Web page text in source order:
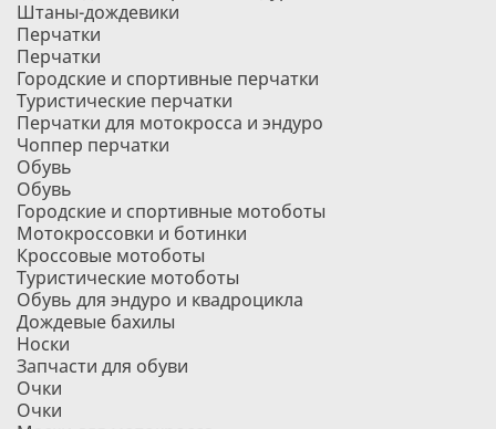
Штаны-дождевики
Перчатки
Перчатки
Городские и спортивные перчатки
Туристические перчатки
Перчатки для мотокросса и эндуро
Чоппер перчатки
Обувь
Обувь
Городские и спортивные мотоботы
Мотокроссовки и ботинки
Кроссовые мотоботы
Туристические мотоботы
Обувь для эндуро и квадроцикла
Дождевые бахилы
Носки
Запчасти для обуви
Очки
Очки